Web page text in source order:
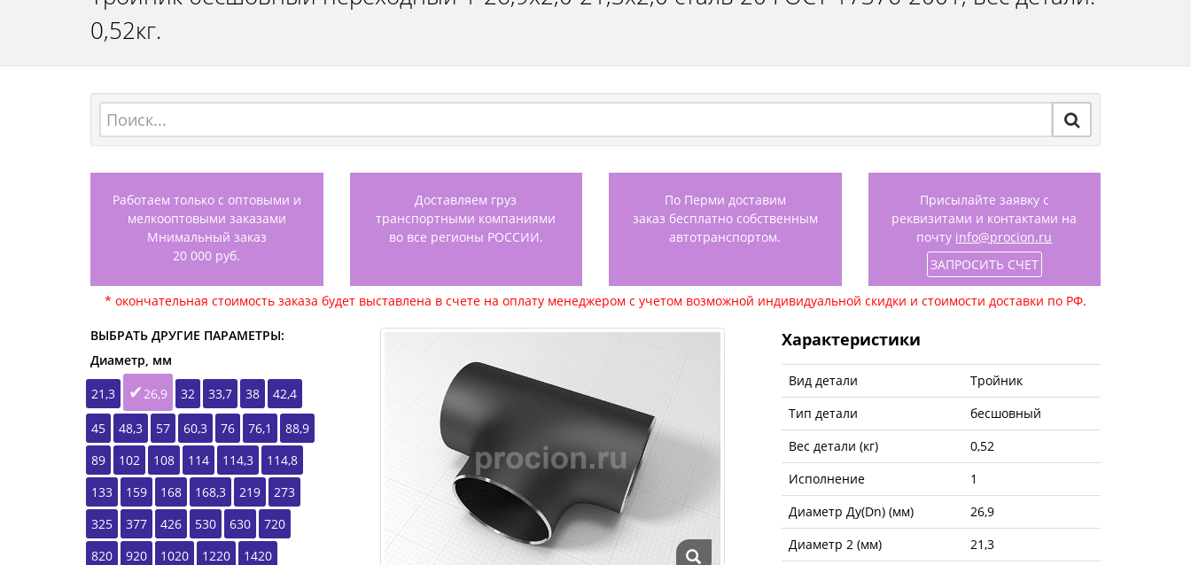
0,52кг.
Работаем только с оптовыми и
мелкооптовыми заказами
Мнимальный заказ
20 000 руб.
Доставляем груз
транспортными компаниями
во все регионы РОССИИ.
По Перми доставим
заказ бесплатно собственным
автотранспортом.
Присылайте заявку с
реквизитами и контактами на
почту info@procion.ru
ЗАПРОСИТЬ СЧЕТ
* окончательная стоимость заказа будет выставлена в счете на оплату менеджером с учетом возможной индивидуальной скидки и стоимости доставки по РФ.
ВЫБРАТЬ ДРУГИЕ ПАРАМЕТРЫ:
Диаметр, мм
21,3
26,9 32 33,7 38 42,4
45 48,3 57 60,3 76 76,1
88,9
89
102 108 114 114,3
114,8
133
159 168 168,3 219
273
325
377 426 530 630
720
820
920 1020 1220
1420
Характеристики
Вид детали
Тройник
Тип детали
бесшовный
Вес детали (кг)
0,52
Исполнение
1
Диаметр Ду(Dn) (мм)
26,9
Диаметр 2 (мм)
21,3